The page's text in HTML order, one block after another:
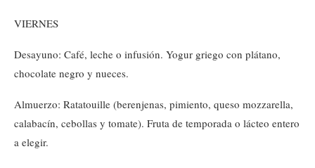
VIERNES
Desayuno: Café, leche o infusión. Yogur griego con plátano,
chocolate negro y nueces.
Almuerzo: Ratatouille (berenjenas, pimiento, queso mozzarella,
calabacín, cebollas y tomate). Fruta de temporada o lácteo entero
a elegir.